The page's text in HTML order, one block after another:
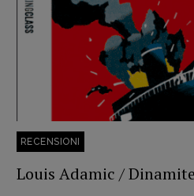
RUBRICHE
Archeologie del
presente
Fumetti
Libro & Film
Pulp for kids
Opera prima
RECENSIONI
Louis Adamic /